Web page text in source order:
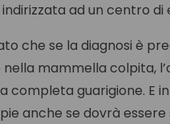
ad un centro
che se la diagnosi è
mammella colpita,
completa guarigione. E
anche se dovrà